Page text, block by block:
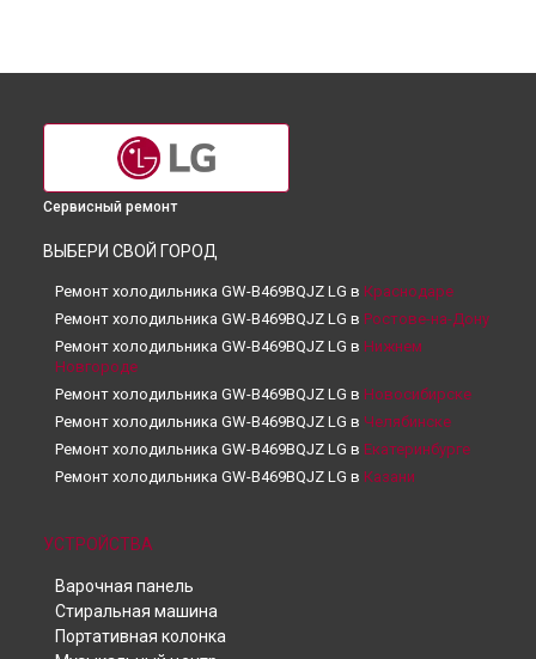
Сервисный ремонт
ВЫБЕРИ СВОЙ ГОРОД
Ремонт холодильника GW-B469BQJZ LG в Краснодаре
Ремонт холодильника GW-B469BQJZ LG в Ростове-на-Дону
Ремонт холодильника GW-B469BQJZ LG в Нижнем
Новгороде
Ремонт холодильника GW-B469BQJZ LG в Новосибирске
Ремонт холодильника GW-B469BQJZ LG в Челябинске
Ремонт холодильника GW-B469BQJZ LG в Екатеринбурге
Ремонт холодильника GW-B469BQJZ LG в Казани
Ремонт холодильника GW-B469BQJZ LG в
Ремонт холодильника GW-B469BQJZ LG в
Ремонт холодильника GW-B469BQJZ LG в
Ремонт холодильника GW-B469BQJZ LG в
УСТРОЙСТВА
Варочная панель
Стиральная машина
Портативная колонка